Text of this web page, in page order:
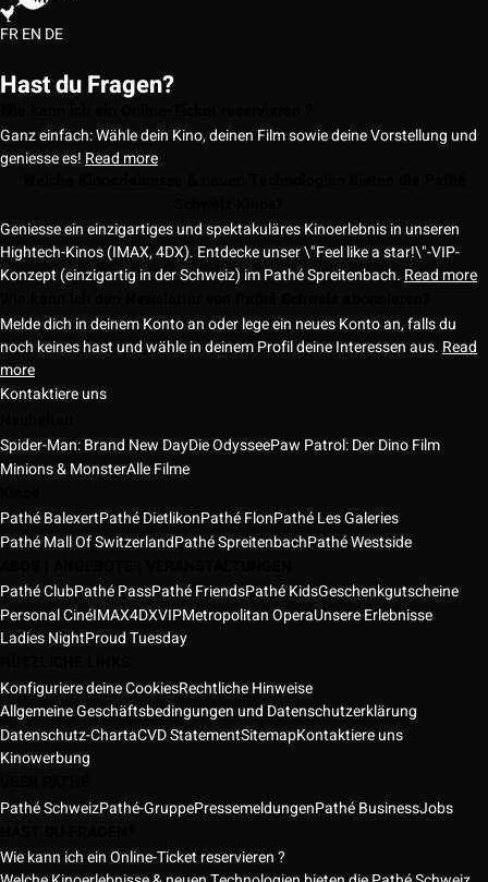
FREN DE
Hast du Fragen?
Ganz einfach: Wähle dein Kino, deinen Film sowie deine Vorstellung und
geniesse es! Read more
Geniesse ein einzigartiges und spektakuläres Kinoerlebnis in unseren
Hightech-Kinos (IMAX, 4DX). Entdecke unser \"Feel like a star!\"-VIP-
Konzept (einzigartig in der Schweiz) im Pathé Spreitenbach. Read more
Melde dich in deinem Konto an oder lege ein neues Konto an, falls du
noch keines hast und wähle in deinem Profil deine Interessen aus. Read
more
Kontaktiere uns
Spider-Man: Brand New DayDie OdysseePaw Patrol: Der Dino Film
Minions & MonsterAlle Filme
Pathé BalexertPathé DietlikonPathé FlonPathé Les Galeries
Pathé Mall Of SwitzerlandPathé SpreitenbachPathé Westside
Pathé ClubPathé PassPathé FriendsPathé KidsGeschenkgutscheine
Personal CinéIMAX4DXVIPMetropolitan OperaUnsere Erlebnisse
Ladies NightProud Tuesday
Konfiguriere deine CookiesRechtliche Hinweise
Allgemeine Geschäftsbedingungen und Datenschutzerklärung
Datenschutz-ChartaCVD StatementSitemapKontaktiere uns
Kinowerbung
Pathé SchweizPathé-GruppePressemeldungenPathé BusinessJobs
Wie kann ich ein Online-Ticket reservieren ?